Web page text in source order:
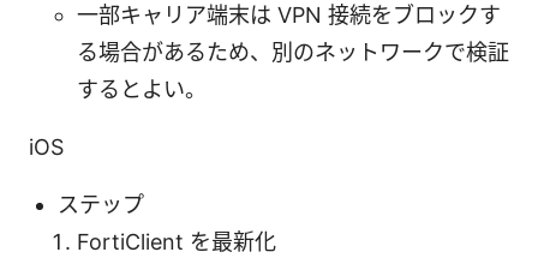
一部キャリア端末は VPN 接続をブロックす
る場合があるため、別のネットワークで検証
するとよい。
iOS
ステップ
FortiClient を最新化